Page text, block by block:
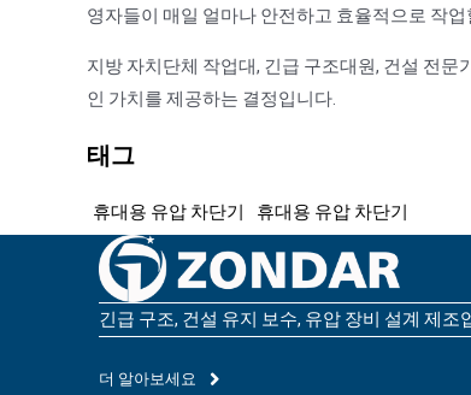
영자들이 매일 얼마나 안전하고 효율적으로 작
지방 자치단체 작업대, 긴급 구조대원, 건설 전
인 가치를 제공하는 결정입니다.
태그
휴대용 유압 차단기 휴대용 유압 차단기
긴급 구조, 건설 유지 보수, 유압 장비 설계 제조
더 알아보세요